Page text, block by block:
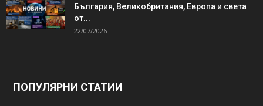
България, Великобритания, Европа и света
от...
22/07/2026
ПОПУЛЯРНИ СТАТИИ